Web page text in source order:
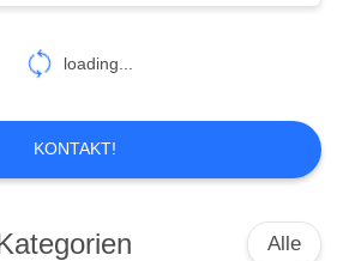
loading...
KONTAKT!
Alle